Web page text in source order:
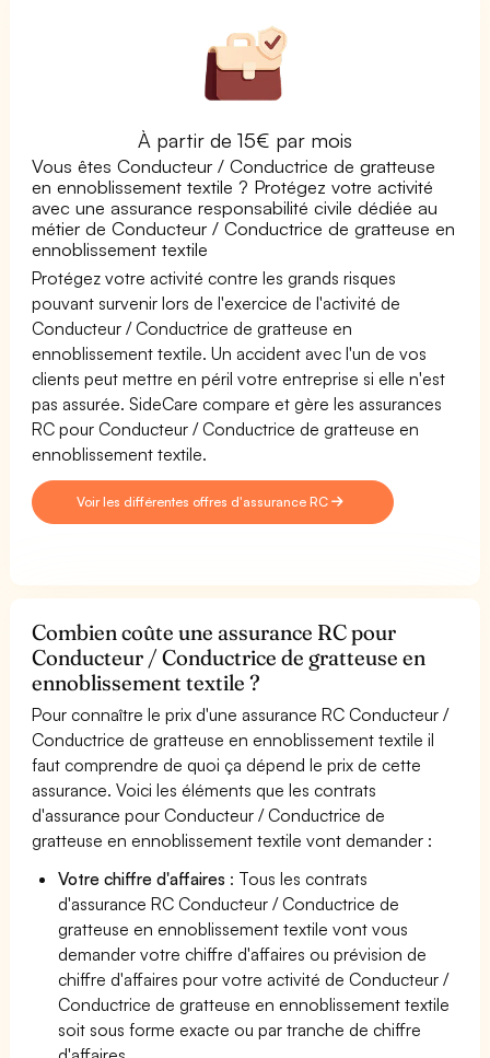
À partir de 15€ par mois
Vous êtes Conducteur / Conductrice de gratteuse
en ennoblissement textile ? Protégez votre activité
avec une assurance responsabilité civile dédiée au
métier de Conducteur / Conductrice de gratteuse en
ennoblissement textile
Protégez votre activité contre les grands risques
pouvant survenir lors de l'exercice de l'activité de
Conducteur / Conductrice de gratteuse en
ennoblissement textile. Un accident avec l'un de vos
clients peut mettre en péril votre entreprise si elle n'est
pas assurée. SideCare compare et gère les assurances
RC pour Conducteur / Conductrice de gratteuse en
ennoblissement textile.
Voir les différentes offres d'assurance RC
Combien coûte une assurance RC pour
Conducteur / Conductrice de gratteuse en
ennoblissement textile ?
Pour connaître le prix d'une assurance RC Conducteur /
Conductrice de gratteuse en ennoblissement textile il
faut comprendre de quoi ça dépend le prix de cette
assurance. Voici les éléments que les contrats
d'assurance pour Conducteur / Conductrice de
gratteuse en ennoblissement textile vont demander :
Votre chiffre d'affaires : Tous les contrats
d'assurance RC Conducteur / Conductrice de
gratteuse en ennoblissement textile vont vous
demander votre chiffre d'affaires ou prévision de
chiffre d'affaires pour votre activité de Conducteur /
Conductrice de gratteuse en ennoblissement textile
soit sous forme exacte ou par tranche de chiffre